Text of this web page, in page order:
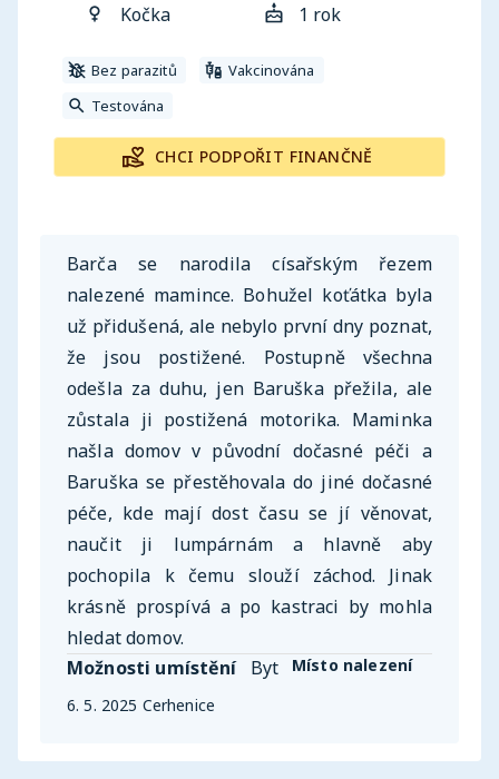
Kočka 1 rok
Bez parazitů
Vakcinována
Testována
CHCI PODPOŘIT FINANČNĚ
Barča se narodila císařským řezem
nalezené mamince. Bohužel koťátka byla
už přidušená, ale nebylo první dny poznat,
že jsou postižené. Postupně všechna
odešla za duhu, jen Baruška přežila, ale
zůstala ji postižená motorika. Maminka
našla domov v původní dočasné péči a
Baruška se přestěhovala do jiné dočasné
péče, kde mají dost času se jí věnovat,
naučit ji lumpárnám a hlavně aby
pochopila k čemu slouží záchod. Jinak
krásně prospívá a po kastraci by mohla
hledat domov.
Možnosti umístění
Byt
Místo nalezení
6. 5. 2025 Cerhenice